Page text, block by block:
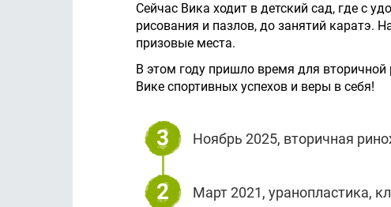
Сейчас Вика ходит в детский сад, где с
рисования и пазлов, до занятий каратэ.
призовые места.
В этом году пришло время для
Вике спортивных успехов и веры в себя!
3 Ноябрь 2025, вторичная
2 Март 2021, уранопластика,